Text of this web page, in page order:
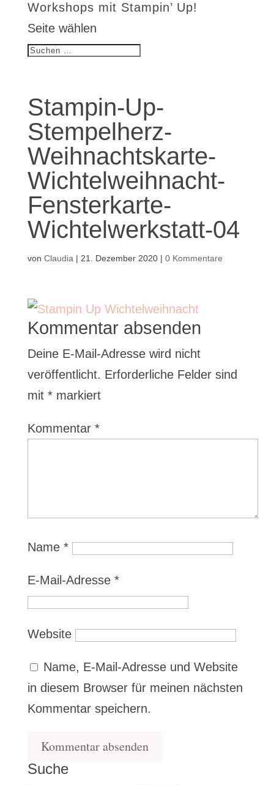
Workshops mit Stampin’ Up!
Seite wählen
Stampin-Up-
Stempelherz-
Weihnachtskarte-
Wichtelweihnacht-
Fensterkarte-
Wichtelwerkstatt-04
von Claudia | 21. Dezember 2020| 0 Kommentare
Kommentar absenden
Deine E-Mail-Adresse wird nicht
veröffentlicht. Erforderliche Felder sind
mit *markiert
Kommentar *
Name *
E-Mail-Adresse *
Website
Name, E-Mail-Adresse und Website
in diesem Browser für meinen nächsten
Kommentar speichern.
Suche